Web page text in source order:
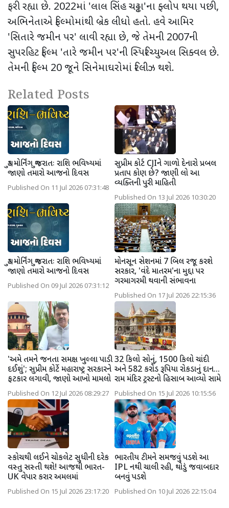
ફરી રહ્યા છે. 2022માં 'લાલ સિંહ ચઢ્ઢા'ના ફ્લોપ થયા પછી,
અભિનેતાએ ફિલ્મોમાંથી બ્રેક લીધો હતો. હવે આમિર
'સિતારે જમીન પર' લાવી રહ્યા છે, જે તેમની 2007ની
સુપરહિટ ફિલ્મ 'તારે જમીન પર'ની સ્પિરિચ્યુઅલ સિક્વલ છે.
તેમની ફિલ્મ 20 જૂને સિનેમાઘરોમાં રિલીઝ થશે.
Related Posts
ગુડ મોર્નિંગ ગુજરાતઃ રાશિ ભવિષ્યમાં
જાણો તમારો આજનો દિવસ
Published On 11 Jul 2026 07:31:48
સુપ્રીમ કોર્ટ CJIને ગાળો દેનારો પ્રબલ
પ્રતાપ કોણ છે? જાણી લો આ
વ્યક્તિની પુરી માહિતી
Published On 13 Jul 2026 10:30:20
ગુડ મોર્નિંગ ગુજરાતઃ રાશિ ભવિષ્યમાં
જાણો તમારો આજનો દિવસ
Published On 09 Jul 2026 07:31:12
મોનસૂન સેશનમાં 7 બિલ રજૂ કરશે
સરકાર, 'વંદે માતરમ'ના મુદ્દા પર
ગરમાગરમી થવાની સંભાવના
Published On 17 Jul 2026 22:15:36
'અમે તમને જનતા સમક્ષ ખુલ્લા પાડી
દઈશું'; સુપ્રીમ કોર્ટે મહારાષ્ટ્ર સરકારને
ફટકાર લગાવી, જાણો આખો મામલો
Published On 12 Jul 2026 08:29:27
32 કિલો સોનું, 1500 કિલો ચાંદી
અને 582 કરોડ રૂપિયા રોકડાનું દાન...
રામ મંદિર ટ્રસ્ટનો હિસાબ આવ્યો સામે
Published On 15 Jul 2026 10:15:56
સ્કોચથી લઈને ચોકલેટ સુધીની દરેક
વસ્તુ સસ્તી થશે! આજથી ભારત-
UK વેપાર કરાર અમલમાં
Published On 15 Jul 2026 23:17:20
ભારતીય ટીમને સમજવું પડશે આ
IPL નથી ચાલી રહી, થોડું જવાબદાર
બનવું પડશે
Published On 10 Jul 2026 22:15:04